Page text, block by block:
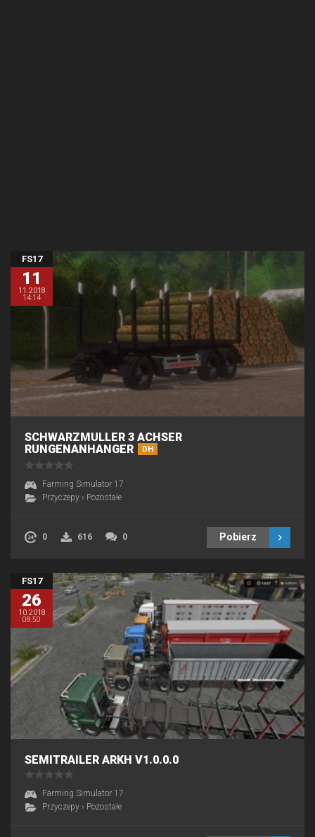
FS17
11
11.2018
14:14
SCHWARZMULLER 3 ACHSER
RUNGENANHANGER
DH
Farming Simulator 17
Przyczepy › Pozostałe
0 616 0 Pobierz
FS17
26
10.2018
08:50
SEMITRAILER ARKH V1.0.0.0
Farming Simulator 17
Przyczepy › Pozostałe